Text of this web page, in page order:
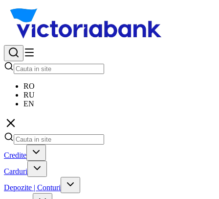
RO
RU
EN
Credite
Carduri
Depozite | Conturi